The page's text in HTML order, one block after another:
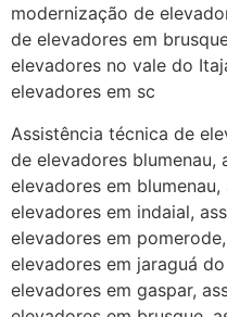
modernização de
de elevadores em
elevadores no vale do
elevadores em sc
Assistência técnica de
de elevadores blumenau,
elevadores em
elevadores em indaial,
elevadores em
elevadores em jaraguá
elevadores em gaspar,